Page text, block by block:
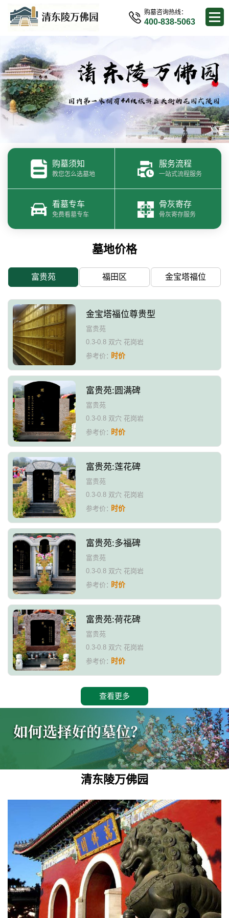
购墓咨询热线：
400-838-5063
购墓须知
教您怎么选墓地
服务流程
一站式流程服务
看墓专车
免费看墓专车
骨灰寄存
骨灰寄存服务
墓地价格
富贵苑 福田区 金宝塔福位
金宝塔福位尊贵型
富贵苑
0.3-0.8 双穴 花岗岩
参考价：时价
富贵苑:圆满碑
富贵苑
0.3-0.8 双穴 花岗岩
参考价：时价
富贵苑:莲花碑
富贵苑
0.3-0.8 双穴 花岗岩
参考价：时价
富贵苑:多福碑
富贵苑
0.3-0.8 双穴 花岗岩
参考价：时价
富贵苑:荷花碑
富贵苑
0.3-0.8 双穴 花岗岩
参考价：时价
查看更多
清东陵万佛园